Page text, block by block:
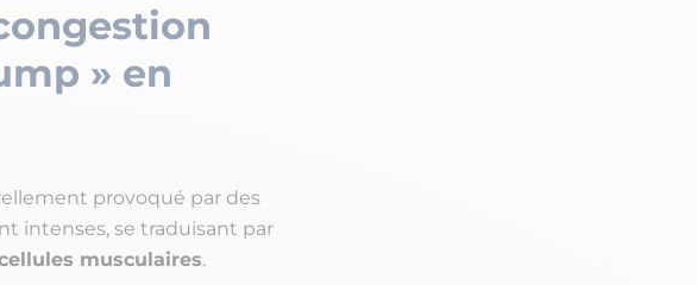
» en
provoqué par des
intenses, se traduisant par
musculaires.